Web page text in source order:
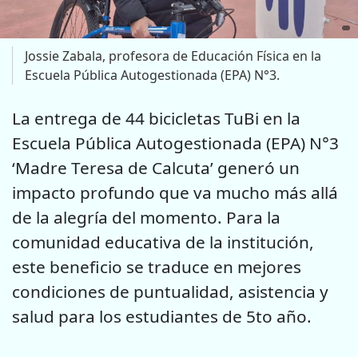
Jossie Zabala, profesora de Educación Física en la
Escuela Pública Autogestionada (EPA) N°3.
La entrega de 44 bicicletas TuBi en la
Escuela Pública Autogestionada (EPA) N°3
‘Madre Teresa de Calcuta’ generó un
impacto profundo que va mucho más allá
de la alegría del momento. Para la
comunidad educativa de la institución,
este beneficio se traduce en mejores
condiciones de puntualidad, asistencia y
salud para los estudiantes de 5to año.